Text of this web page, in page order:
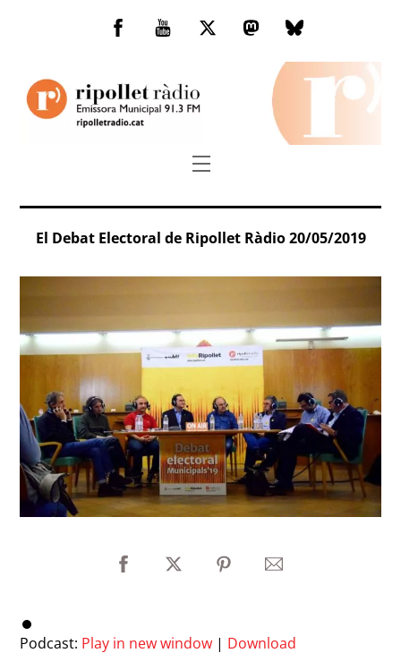
Facebook
You
TwitterMastodonBluesky
Menu
El Debat Electoral de Ripollet Ràdio 20/05/2019
Podcast: Play in new window | Download